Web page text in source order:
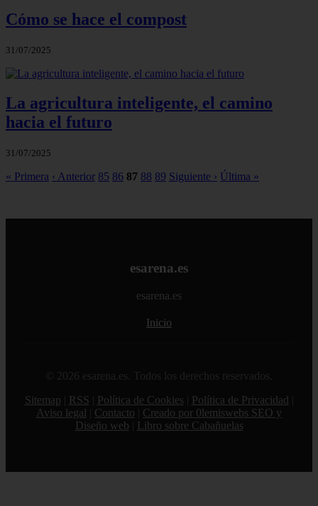
Cómo se hace el compost
31/07/2025
La agricultura inteligente, el camino
hacia el futuro
31/07/2025
« Primera ‹ Anterior 85 86 87 88 89 Siguiente › Última »
esarena.es
esarena.es
Inicio
© 2026 esarena.es. Todos los derechos reservados.
Sitemap
RSS Política de Cookies Política de Privacidad
Aviso legal
Contacto
Creado por 0lemiswebs SEO y
Diseño web
Libro sobre Cabañuelas